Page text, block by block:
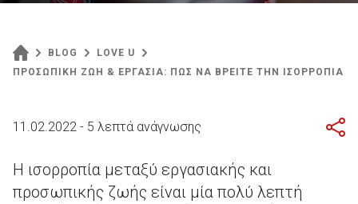
BLOG
LOVE U
ΠΡΟΣΩΠΙΚΗ ΖΩΗ & ΕΡΓΑΣΙΑ: ΠΩΣ ΝΑ ΒΡΕΙΤΕ ΤΗΝ ΙΣΟΡΡΟΠΙΑ
11.02.2022 - 5 λεπτά ανάγνωσης
Η ισορροπία μεταξύ εργασιακής και
προσωπικής ζωής είναι μία πολύ λεπτή